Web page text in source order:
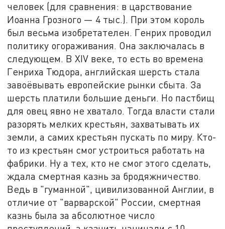
человек (для сравнения: в царствование
Иоанна Грозного — 4 тыс.). При этом король
был весьма изобретателен. Генрих проводил
политику огораживания. Она заключалась в
следующем. В XIV веке, то есть во времена
Генриха Тюдора, английская шерсть стала
завоёвывать европейские рынки сбыта. За
шерсть платили большие деньги. Но пастбищ
для овец явно не хватало. Тогда власти стали
разорять мелких крестьян, захватывать их
земли, а самих крестьян пускать по миру. Кто-
то из крестьян смог устроиться работать на
фабрики. Ну а тех, кто не смог этого сделать,
ждала смертная казнь за бродяжничество.
Ведь в "гуманной", цивилизованной Англии, в
отличие от "варварской" России, смертная
казнь была за абсолютное число